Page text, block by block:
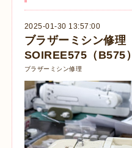
2025-01-30 13:57:00
ブラザーミシン修理
SOIREE575（B575）
ブラザーミシン修理